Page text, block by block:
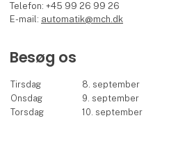
Telefon: +45 99 26 99 26
E-mail: automatik@mch.dk
Besøg os
Tirsdag 8. september
Onsdag
9. september
Torsdag
10. september